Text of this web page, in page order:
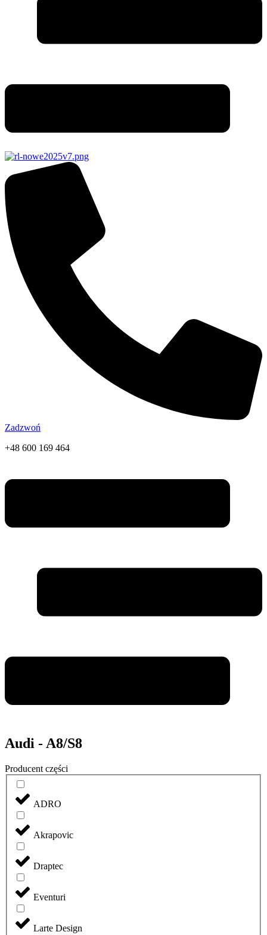
Zadzwoń
+48 600 169 464
Audi - A8/S8
Producent części
ADRO
Akrapovic
Draptec
Eventuri
Larte Design